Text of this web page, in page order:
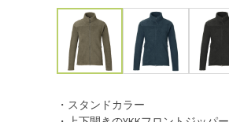
・スタンドカラー